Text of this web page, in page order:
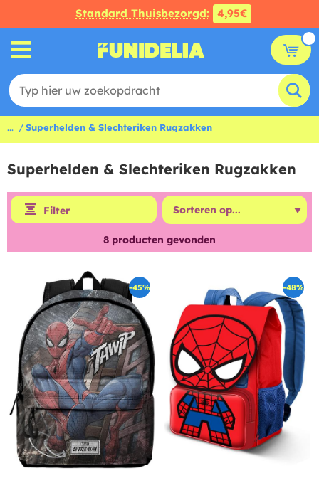
Standard Thuisbezorgd: 4,95€
... Superhelden & Slechteriken Rugzakken
Superhelden & Slechteriken Rugzakken
Filter
8 producten gevonden
-45% -48%